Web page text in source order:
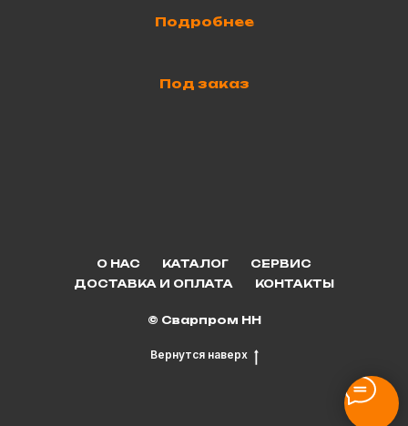
Подробнее
Под заказ
О НАС КАТАЛОГ
СЕРВИС
ДОСТАВКА И ОПЛАТА
КОНТАКТЫ
© Сварпром НН
Вернутся наверх